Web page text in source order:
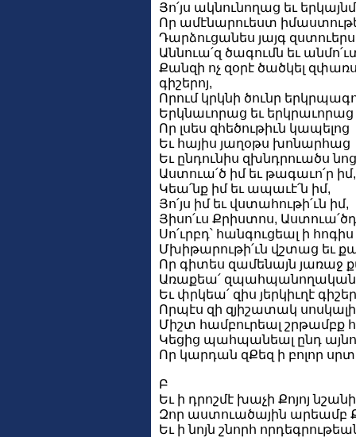
Յո՛յս ակնունողաց եւ
Որ ամէնարուեստ
Դարձուցանես յայգ
Աննուա՛զ ծագումն եւ
Քանզի ոչ զօրէ ծածկել
գիշերոյ,
Որում կրկնի ծունր
Երկնաւորաց եւ
Որ լսես զհեծութիւն կապելոց
Եւ հայիս յաղօթս խոնարհաց
Եւ ընդունիս զխնդրուածս
Աստուա՛ծ իմ եւ թագաւո՛ր իմ,
Կեա՛նք իմ եւ ապաւէ՛ն իմ,
Յո՛յս իմ եւ վստահութի՛ւն իմ,
Յիսո՛ւս Քրիստոս,
Սո՛ւրբդ՝ հանգուցեալ ի
Մխիթարութի՛ւն վշտաց եւ
Որ գիտես զամենայն յառաջ
Առաքեա՛ զպահպանողական
Եւ փրկեա՛ զիս յերկիւղէ
Որպէս զի զյիշատակ
Միշտ համբուրեալ շրթամբք
Կեցից պահպանեալ ընդ
Որ կարդան զՔեզ ի բոլոր
Բ
Եւ ի դրոշմէ խաչի Քոյոյ
Զոր աստուածային արեամբ
Եւ ի նոյն շնորհ